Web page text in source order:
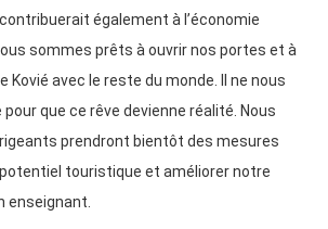
également à l’économie
sommes prêts à ouvrir nos portes et à
Kovié avec le reste du monde. Il ne nous
que ce rêve devienne réalité. Nous
prendront bientôt des mesures
touristique et améliorer notre
enseignant.